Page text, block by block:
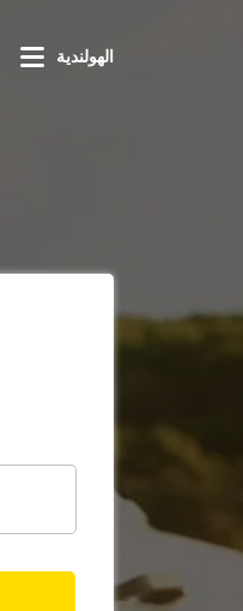
الهولندية